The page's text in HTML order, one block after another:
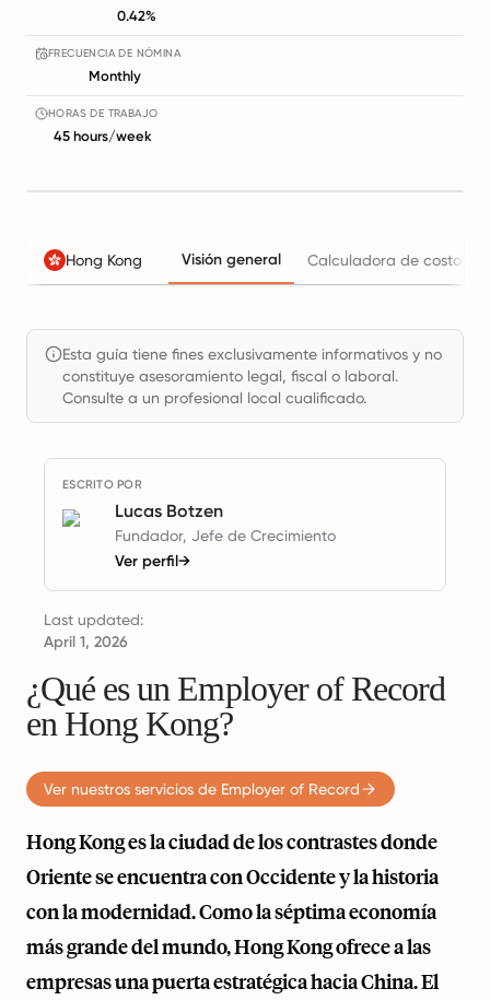
0.42%
FRECUENCIA DE NÓMINA
Monthly
HORAS DE TRABAJO
45 hours/week
Hong Kong Visión general Calculadora de costos
Esta guía tiene fines exclusivamente informativos y no
constituye asesoramiento legal, fiscal o laboral.
Consulte a un profesional local cualificado.
ESCRITO POR
Lucas Botzen
Fundador, Jefe de Crecimiento
Ver perfil→
Last updated:
April 1, 2026
¿Qué es un Employer of Record
en Hong Kong?
Ver nuestros servicios de Employer of Record
Hong Kong es la ciudad de los contrastes donde
Oriente se encuentra con Occidente y la historia
con la modernidad. Como la séptima economía
más grande del mundo, Hong Kong ofrece a las
empresas una puerta estratégica hacia China. El